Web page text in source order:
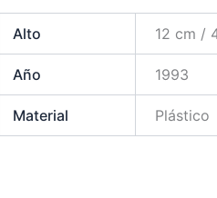
Alto 12 cm /
Año 1993
Material Plástico